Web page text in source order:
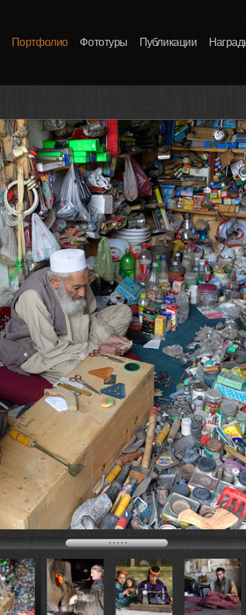
Портфолио Фототуры Публикации